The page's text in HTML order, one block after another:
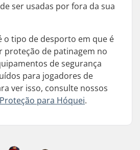
ser usadas por fora da sua
o tipo de desporto em que é
proteção de patinagem no
de segurança
para jogadores de
ver isso, consulte nossos
para Hóquei.